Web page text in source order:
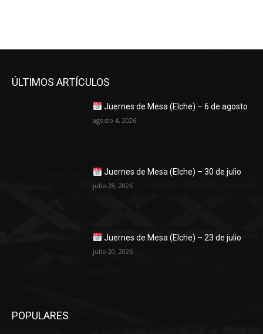
ÚLTIMOS ARTÍCULOS
Juernes de Mesa (Elche) – 6 de agosto
agosto 4, 2026
Juernes de Mesa (Elche) – 30 de julio
julio 28, 2026
Juernes de Mesa (Elche) – 23 de julio
julio 20, 2026
POPULARES